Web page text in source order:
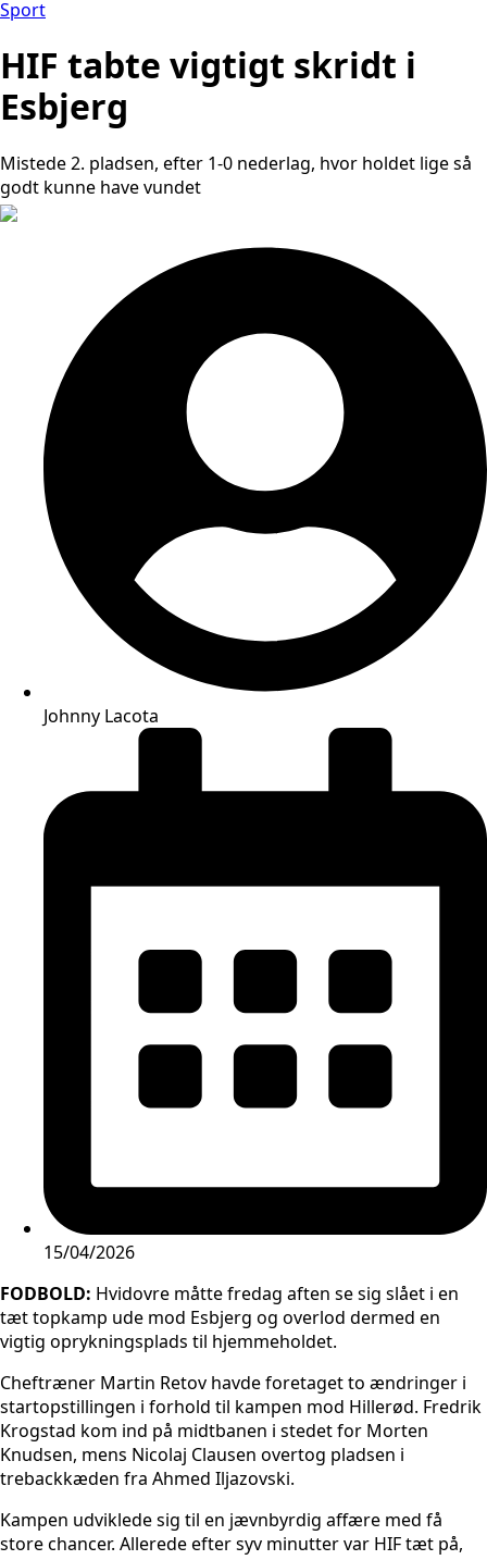
Sport
HIF tabte vigtigt skridt i
Esbjerg
Mistede 2. pladsen, efter 1-0 nederlag, hvor holdet lige så
godt kunne have vundet
Johnny Lacota
15/04/2026
FODBOLD: Hvidovre måtte fredag aften se sig slået i en
tæt topkamp ude mod Esbjerg og overlod dermed en
vigtig oprykningsplads til hjemmeholdet.
Cheftræner Martin Retov havde foretaget to ændringer i
startopstillingen i forhold til kampen mod Hillerød. Fredrik
Krogstad kom ind på midtbanen i stedet for Morten
Knudsen, mens Nicolaj Clausen overtog pladsen i
trebackkæden fra Ahmed Iljazovski.
Kampen udviklede sig til en jævnbyrdig affære med få
store chancer. Allerede efter syv minutter var HIF tæt på,